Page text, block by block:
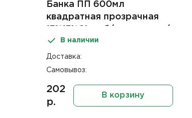
Банка ПП 600мл
квадратная прозрачная
з 200шт ПТ
В наличии
Доставка:
Самовывоз:
202
р.
В корзину